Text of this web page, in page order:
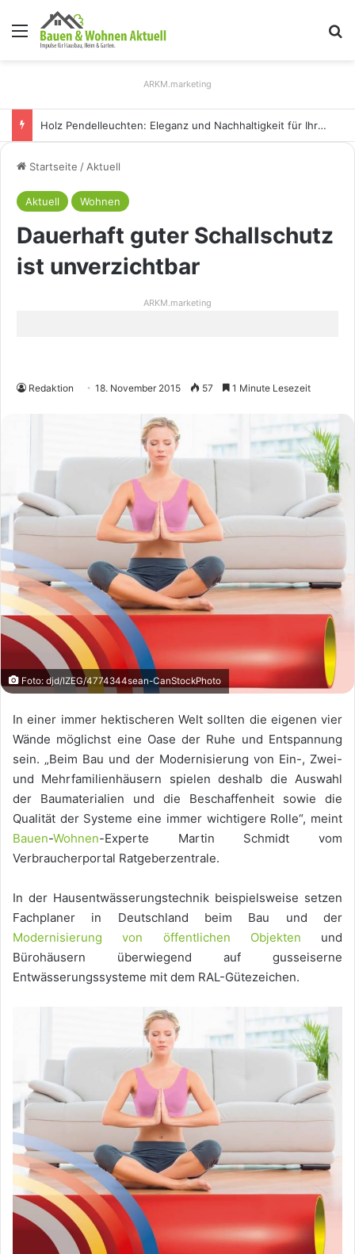
Menü
ARKM.marketing
Holz Pendelleuchten: Eleganz und Nachhaltigkeit für Ihr Zuhause
Startseite / Aktuell
Aktuell Wohnen
Dauerhaft guter Schallschutz
ist unverzichtbar
ARKM.marketing
Redaktion 18. November 2015 57 1 Minute Lesezeit
Foto: djd/IZEG/4774344sean-CanStockPhoto
In einer immer hektischeren Welt sollten die eigenen vier
Wände möglichst eine Oase der Ruhe und Entspannung
sein. „Beim Bau und der Modernisierung von Ein-, Zwei-
und Mehrfamilienhäusern spielen deshalb die Auswahl
der Baumaterialien und die Beschaffenheit sowie die
Qualität der Systeme eine immer wichtigere Rolle“, meint
Bauen-Wohnen-Experte Martin Schmidt vom
Verbraucherportal Ratgeberzentrale.
In der Hausentwässerungstechnik beispielsweise setzen
Fachplaner in Deutschland beim Bau und der
Modernisierung von öffentlichen Objekten und
Bürohäusern überwiegend auf gusseiserne
Entwässerungssysteme mit dem RAL-Gütezeichen.